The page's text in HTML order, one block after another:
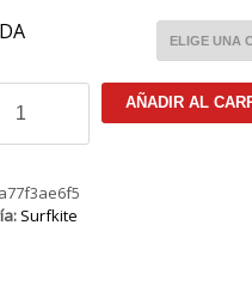
AÑADIR AL
Surfkite